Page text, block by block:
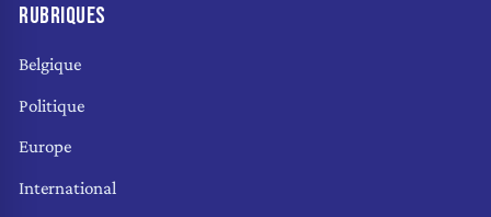
RUBRIQUES
Belgique
Politique
Europe
International